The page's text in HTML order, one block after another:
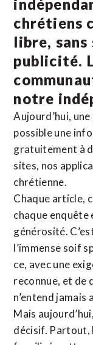
chrétiens
libre, sans
publicité.
notre
Aujourd’hui,
possible une
gratuitement à
sites, nos
chrétienne.
Chaque article,
chaque
générosité.
l’immense soif
ce, avec une
reconnue, et de
n’entend jamais
Mais
décisif. Partout,